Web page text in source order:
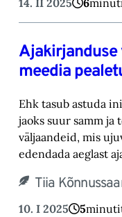
14. II 2025 6
Ajakirjanduse
meedia
Ehk tasub astuda
jaoks suur samm ja
väljaandeid, mis
edendada aeglast
Tiia
10. I 2025 5